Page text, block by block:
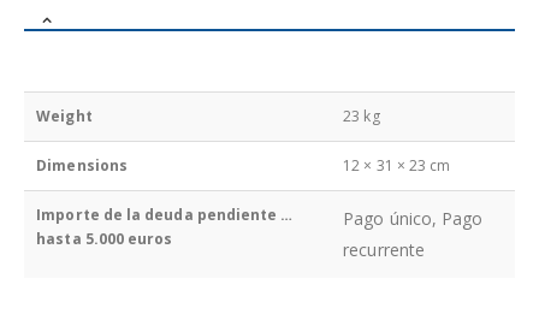
Weight 23 kg
Dimensions 12 × 31 × 23 cm
Importe de la deuda pendiente …
hasta 5.000 euros
Pago único, Pago
recurrente